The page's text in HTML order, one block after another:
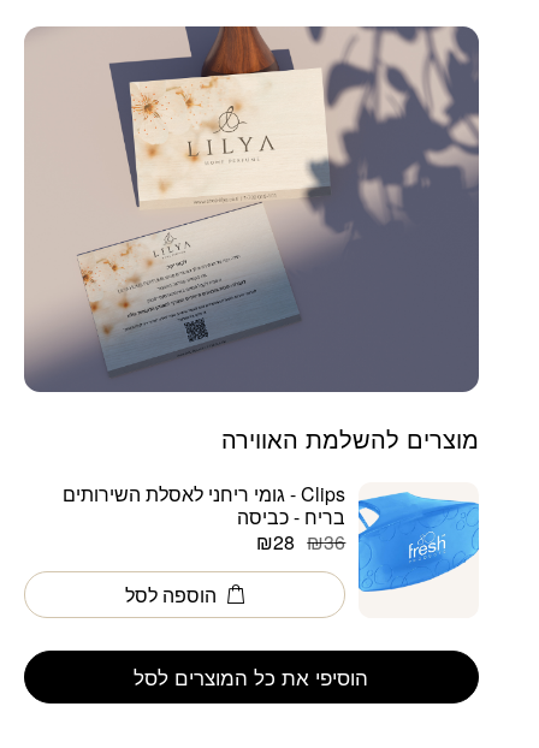
מוצרים להשלמת האווירה
Clips - גומי ריחני לאסלת השירותים
בריח - כביסה
₪36
המחיר
המקורי
היה:
₪36.
₪28המחיר
הנוכחי
הוא:
₪28.
הוספה לסל
הוסיפי את כל המוצרים לסל